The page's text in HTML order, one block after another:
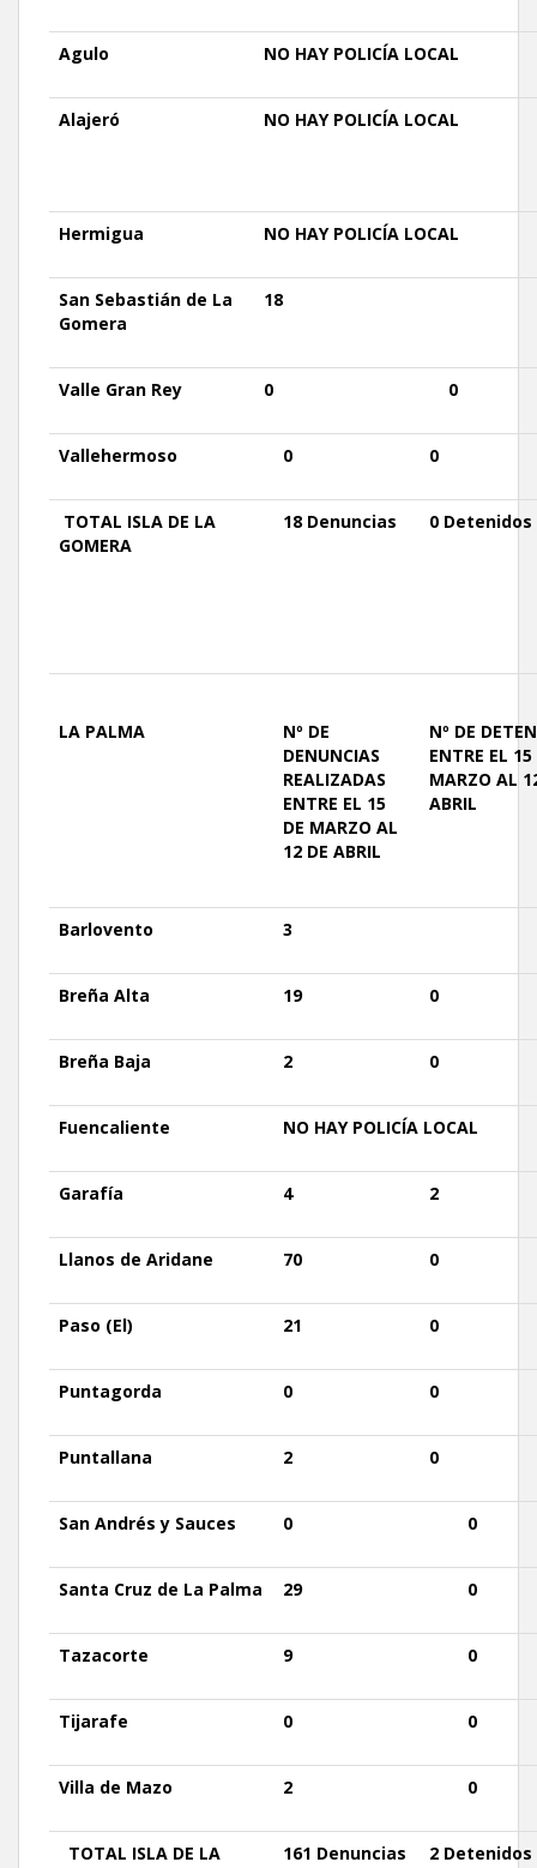
Agulo NO HAYPOLICÍA LOCAL
Alajeró NO HAYPOLICÍA LOCAL
Hermigua NO HAYPOLICÍA LOCAL
San Sebastián de La
Gomera
18
Valle Gran Rey 0 0
Vallehermoso 0 0
TOTAL ISLA DE LA
GOMERA
18 Denuncias 0 Detenidos
LA PALMA
Nº DE
DENUNCIAS
REALIZADAS
ENTRE EL 15
DE MARZO AL
12 DE ABRIL
Nº DE
ENTRE EL 15
MARZO AL
ABRIL
Barlovento 3
Breña Alta 19 0
Breña Baja 2 0
Fuencaliente NO HAYPOLICÍA LOCAL
Garafía 4 2
Llanos de Aridane 70 0
Paso (El) 21 0
Puntagorda 0 0
Puntallana 2 0
San Andrés y Sauces 0 0
Santa Cruz de La Palma 29 0
Tazacorte 9 0
Tijarafe 0 0
Villa de Mazo 2 0
TOTAL ISLA DE LA
161 Denuncias 2 Detenidos